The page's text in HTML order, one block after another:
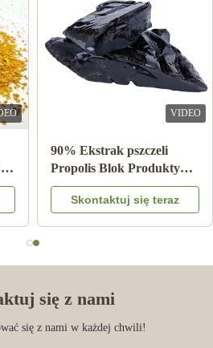
bought n=mouse guards elsewhere,
VIDEO
90% Ekstrak pszczeli
Propolis Blok Produkty
pszczeli Do pielęgnacji
zdrowia z Bee star
Skontaktuj się teraz
się z nami
się z nami w każdej chwili!